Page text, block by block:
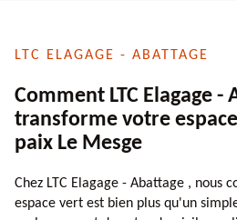
LTC ELAGAGE - ABATTAGE
Comment LTC Elagage -
transforme votre
paix Le Mesge
Chez LTC Elagage - Abattage , nous
espace vert est bien plus qu'un